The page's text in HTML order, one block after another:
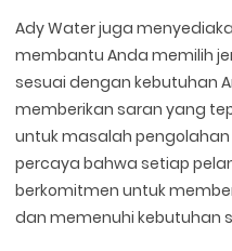
Ady Water juga
membantu Anda memilih
sesuai dengan kebutuhan
memberikan saran yang
untuk masalah
percaya bahwa setiap
berkomitmen untuk
dan memenuhi kebutuhan